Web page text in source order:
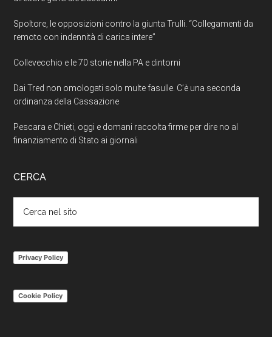
Spoltore, le opposizioni contro la giunta Trulli. “Collegamenti da
remoto con indennità di carica intere”
Collevecchio e le 70 storie nella PA e dintorni
Dai Tred non omologati solo multe fasulle. C’è una seconda
ordinanza della Cassazione
Pescara e Chieti, oggi e domani raccolta firme per dire no al
finanziamento di Stato ai giornali
CERCA
nel
sito
Privacy Policy
Cookie Policy